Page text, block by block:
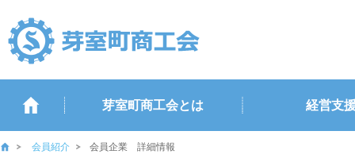
芽室町商工会とは 経営支
会員紹介 会員企業 詳細情報